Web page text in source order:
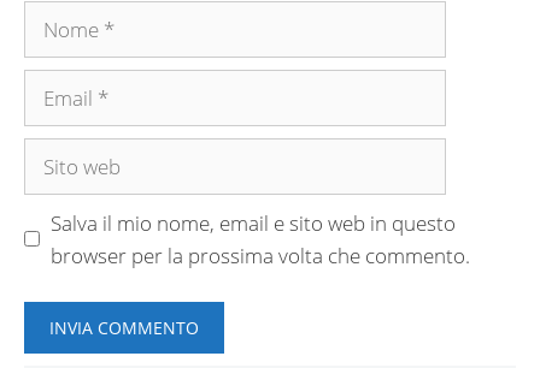
Nome
Email
Sito
Salva il mio nome, email e sito web in questo
browser per la prossima volta che commento.